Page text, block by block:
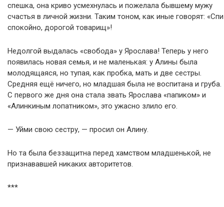
спешка, она криво усмехнулась и пожелала бывшему мужу
счастья в личной жизни. Таким тоном, как иные говорят: «Спи
спокойно, дорогой товарищ»!
Недолгой выдалась «свобода» у Ярослава! Теперь у него
появилась новая семья, и не маленькая: у Алины была
молодящаяся, но тупая, как пробка, мать и две сестры.
Средняя ещё ничего, но младшая была не воспитана и груба.
С первого же дня она стала звать Ярослава «папиком» и
«Алинкиным лопатником», это ужасно злило его.
— Уйми свою сестру, — просил он Алину.
Но та была беззащитна перед хамством младшенькой, не
признававшей никаких авторитетов.
***